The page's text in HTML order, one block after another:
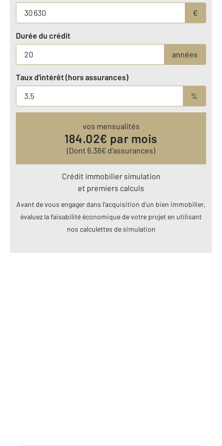
€
Durée du crédit
années
Taux d'intérêt (hors assurances)
%
vos mensualités
184.02€ par mois
(Dont 6.38€ d’assurances)
Crédit immobilier simulation
et premiers calculs
Avant de vous engager dans l’acquisition d’un bien immobilier,
évaluez la faisabilité économique de votre projet en utilisant
nos calculettes de simulation